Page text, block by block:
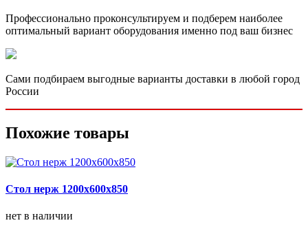
Профессионально проконсультируем и подберем наиболее
оптимальный вариант оборудования именно под ваш бизнес
Сами подбираем выгодные варианты доставки в любой город
России
Похожие товары
Стол нерж 1200х600х850
нет в наличии